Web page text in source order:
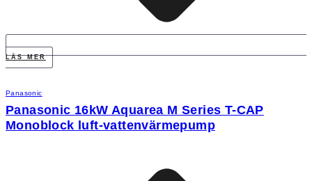
LÄS MER
Panasonic
Panasonic 16kW Aquarea M Series T-CAP
Monoblock luft-vattenvärmepump